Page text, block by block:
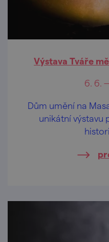
Výstava Tváře
6. 6.
Dům umění na
unikátní výstavu